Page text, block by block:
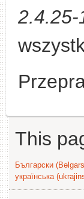
2.4.25-
This
Български
українська